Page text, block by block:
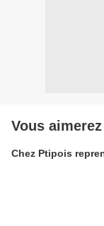
Vous
Chez Ptipois